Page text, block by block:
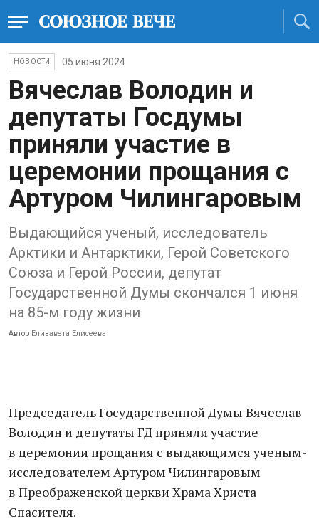
НОВОСТИ 05 июня 2024
Вячеслав Володин и
депутаты Госдумы
приняли участие в
церемонии прощания с
Артуром Чилингаровым
Выдающийся ученый, исследователь
Арктики и Антарктики, Герой Советского
Союза и Герой России, депутат
Государственной Думы скончался 1 июня
на 85-м году жизни
Автор Елизавета Елисеева
Председатель Государственной Думы Вячеслав
Володин и депутаты ГД приняли участие
в церемонии прощания с выдающимся ученым-
исследователем Артуром Чилингаровым
в Преображенской церкви Храма Христа
Спасителя.